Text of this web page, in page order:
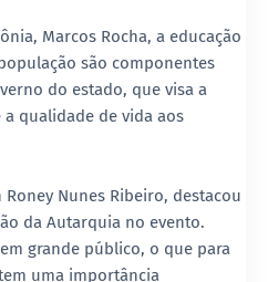
Marcos Rocha, a educação
são componentes
do estado, que visa a
qualidade de vida aos
Nunes Ribeiro, destacou
da Autarquia no evento.
grande público, o que para
uma importância